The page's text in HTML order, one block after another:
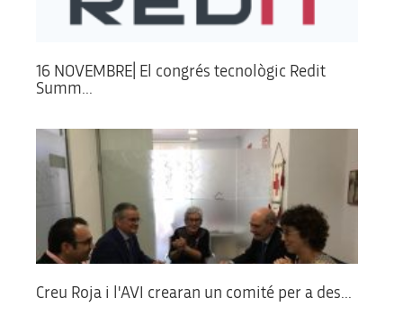
16 NOVEMBRE| El congrés tecnològic Redit
Summ...
Creu Roja i l'AVI crearan un comité per a des...